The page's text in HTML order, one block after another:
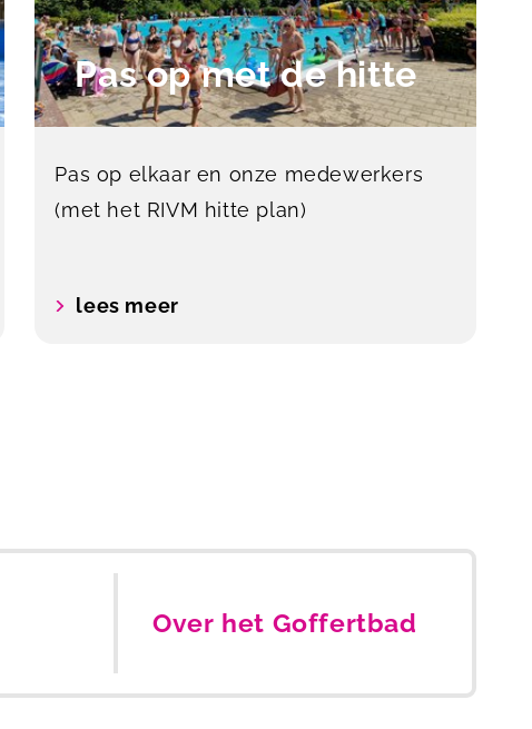
Pas op met de hitte
Pas op elkaar en onze medewerkers
(met het RIVM hitte plan)
lees meer
Over het Goffertbad